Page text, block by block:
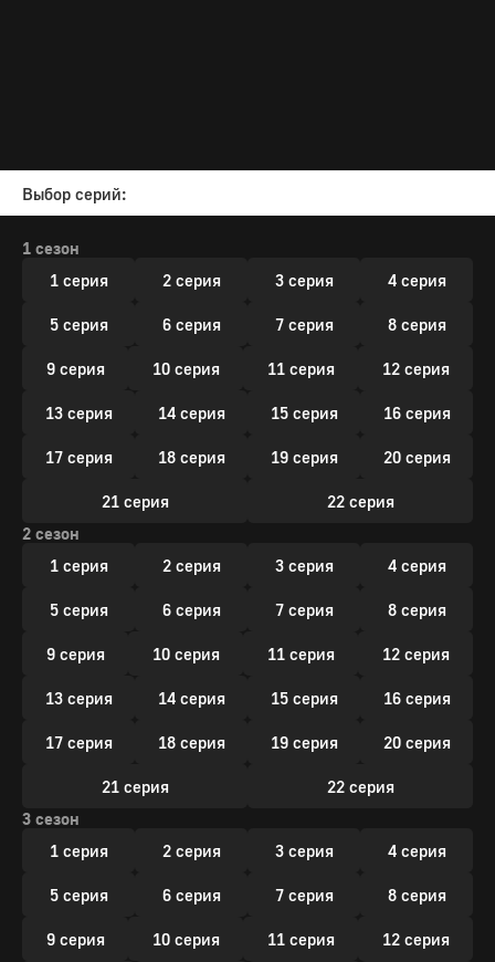
Выбор серий:
1 сезон
1 серия
2 серия 3 серия 4 серия
5 серия 6 серия 7 серия 8 серия
9 серия 10 серия 11 серия 12 серия
13 серия 14 серия 15 серия 16 серия
17 серия 18 серия 19 серия 20 серия
21 серия
22 серия
2 сезон
1 серия
2 серия 3 серия 4 серия
5 серия 6 серия 7 серия 8 серия
9 серия 10 серия 11 серия 12 серия
13 серия 14 серия 15 серия 16 серия
17 серия 18 серия 19 серия 20 серия
21 серия
22 серия
3 сезон
1 серия
2 серия 3 серия 4 серия
5 серия 6 серия 7 серия 8 серия
9 серия 10 серия 11 серия 12 серия